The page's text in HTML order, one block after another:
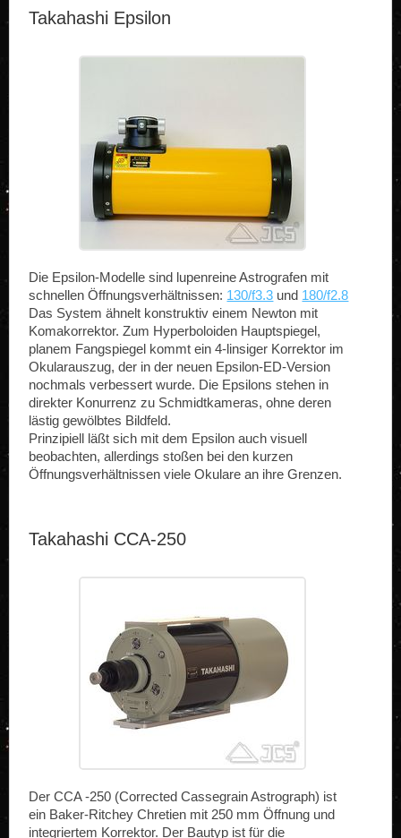
Takahashi Epsilon
Die Epsilon-Modelle sind lupenreine Astrografen mit
schnellen Öffnungsverhältnissen: 130/f3.3 und 180/f2.8
Das System ähnelt konstruktiv einem Newton mit
Komakorrektor. Zum Hyperboloiden Hauptspiegel,
planem Fangspiegel kommt ein 4-linsiger Korrektor im
Okularauszug, der in der neuen Epsilon-ED-Version
nochmals verbessert wurde. Die Epsilons stehen in
direkter Konurrenz zu Schmidtkameras, ohne deren
lästig gewölbtes Bildfeld.
Prinzipiell läßt sich mit dem Epsilon auch visuell
beobachten, allerdings stoßen bei den kurzen
Öffnungsverhältnissen viele Okulare an ihre Grenzen.
Takahashi CCA-250
Der CCA -250 (Corrected Cassegrain Astrograph) ist
ein Baker-Ritchey Chretien mit 250 mm Öffnung und
integriertem Korrektor. Der Bautyp ist für die